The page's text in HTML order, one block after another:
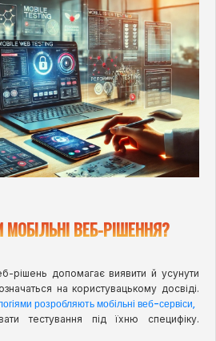
ВЕБ-РІШЕННЯ?
рішень допомагає виявити й усунути
на користувацькому досвіді.
розробляють мобільні веб-сервіси,
тестування під їхню специфіку.